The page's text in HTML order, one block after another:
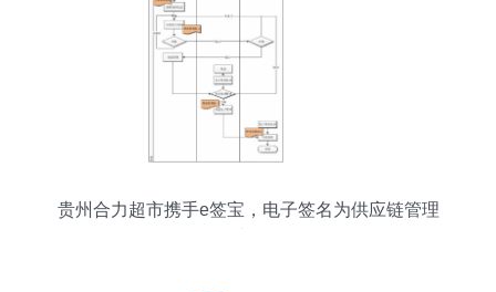
贵州合力超市携手e签宝，电子签名为供应链管理